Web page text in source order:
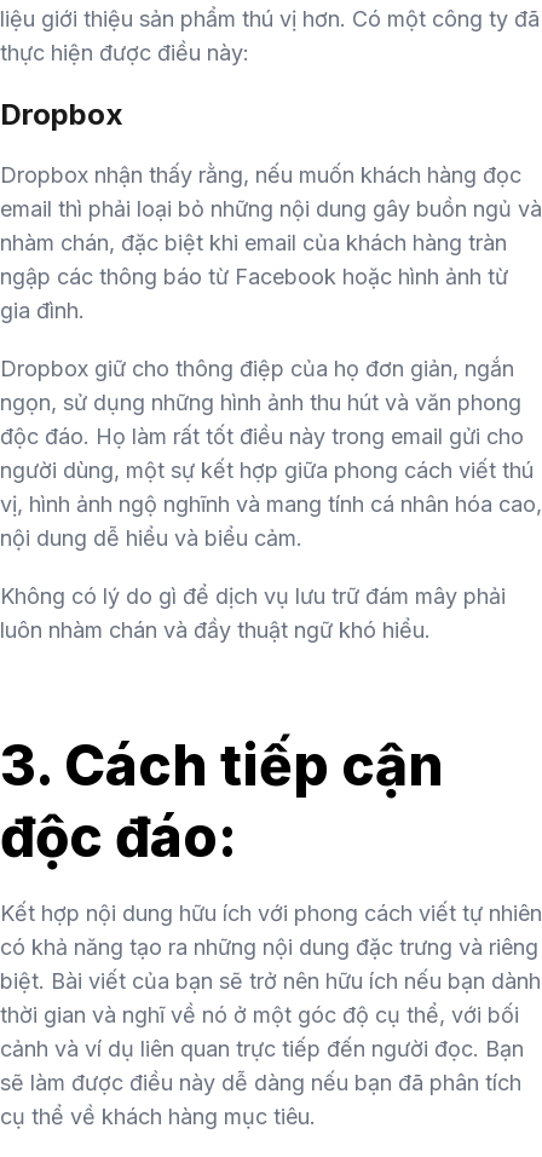
liệu giới thiệu sản phẩm thú vị hơn. Có một công ty đã
thực hiện được điều này:
Dropbox
Dropbox nhận thấy rằng, nếu muốn khách hàng đọc
email thì phải loại bỏ những nội dung gây buồn ngủ và
nhàm chán, đặc biệt khi email của khách hàng tràn
ngập các thông báo từ Facebook hoặc hình ảnh từ
gia đình.
Dropbox giữ cho thông điệp của họ đơn giản, ngắn
ngọn, sử dụng những hình ảnh thu hút và văn phong
độc đáo. Họ làm rất tốt điều này trong email gửi cho
người dùng, một sự kết hợp giữa phong cách viết thú
vị, hình ảnh ngộ nghĩnh và mang tính cá nhân hóa cao,
nội dung dễ hiểu và biểu cảm.
Không có lý do gì để dịch vụ lưu trữ đám mây phải
luôn nhàm chán và đầy thuật ngữ khó hiểu.
3. Cách tiếp cận
độc đáo:
Kết hợp nội dung hữu ích với phong cách viết tự nhiên
có khả năng tạo ra những nội dung đặc trưng và riêng
biệt. Bài viết của bạn sẽ trở nên hữu ích nếu bạn dành
thời gian và nghĩ về nó ở một góc độ cụ thể, với bối
cảnh và ví dụ liên quan trực tiếp đến người đọc. Bạn
sẽ làm được điều này dễ dàng nếu bạn đã phân tích
cụ thể về khách hàng mục tiêu.